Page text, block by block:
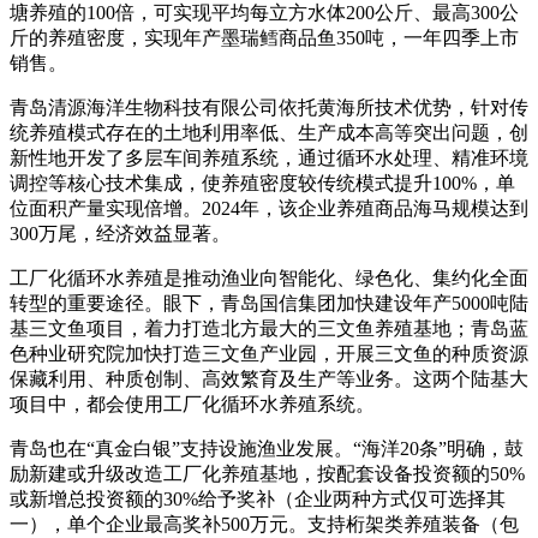
塘养殖的100倍，可实现平均每立方水体200公斤、最高300公
斤的养殖密度，实现年产墨瑞鳕商品鱼350吨，一年四季上市
销售。
青岛清源海洋生物科技有限公司依托黄海所技术优势，针对传
统养殖模式存在的土地利用率低、生产成本高等突出问题，创
新性地开发了多层车间养殖系统，通过循环水处理、精准环境
调控等核心技术集成，使养殖密度较传统模式提升100%，单
位面积产量实现倍增。2024年，该企业养殖商品海马规模达到
300万尾，经济效益显著。
工厂化循环水养殖是推动渔业向智能化、绿色化、集约化全面
转型的重要途径。眼下，青岛国信集团加快建设年产5000吨陆
基三文鱼项目，着力打造北方最大的三文鱼养殖基地；青岛蓝
色种业研究院加快打造三文鱼产业园，开展三文鱼的种质资源
保藏利用、种质创制、高效繁育及生产等业务。这两个陆基大
项目中，都会使用工厂化循环水养殖系统。
青岛也在“真金白银”支持设施渔业发展。“海洋20条”明确，鼓
励新建或升级改造工厂化养殖基地，按配套设备投资额的50%
或新增总投资额的30%给予奖补（企业两种方式仅可选择其
一），单个企业最高奖补500万元。支持桁架类养殖装备（包